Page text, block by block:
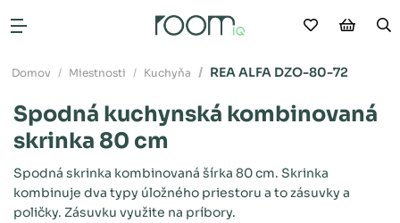
Otvoriť menu Moje
Domov Miestnosti Kuchyňa REA ALFA DZO-80-72
Spodná kuchynská kombinovaná
skrinka 80 cm
Spodná skrinka kombinovaná šírka 80 cm. Skrinka
kombinuje dva typy úložného priestoru a to zásuvky a
poličky. Zásuvku využite na príbory.